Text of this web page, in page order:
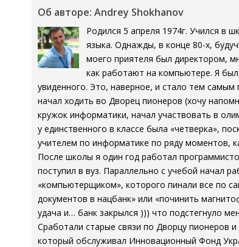
Об авторе: Andrey Shokhanov
Родился 5 апреля 1974г. Учился в
языка. Однажды, в конце 80-х,
моего приятеля был директором,
как работают на компьютере. Я
увиденного. Это, наверное, и стало тем
начал ходить во Дворец пионеров (хочу
кружок информатики, начал участвовать в
у единственного в классе была «четверка»,
учителем по информатике по ряду моментов,
После школы я один год работал
поступил в вуз. Параллельно с учебой начал
«компьютерщиком», которого пинали все по
документов в нацбанк» или «починить
удача и… банк закрылся ))) что подстегнуло
Сработали старые связи по Дворцу пионеров
который обслуживал Инновационный Фонд